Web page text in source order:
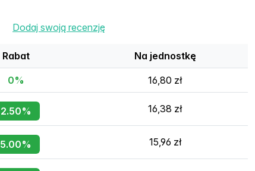
Dodaj swoją recenzję
Rabat Na jednostkę
0% 16,80 zł
2.50% 16,38 zł
5.00% 15,96 zł